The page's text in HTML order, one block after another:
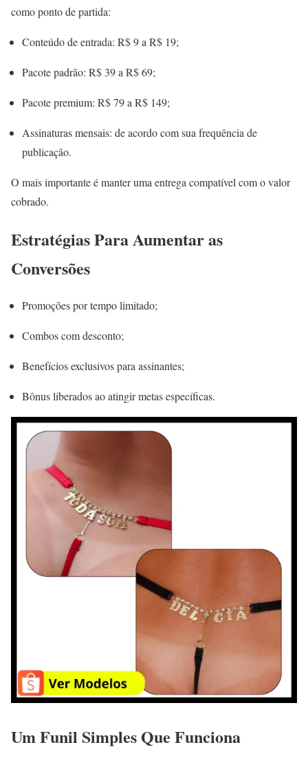
como ponto de partida:
Conteúdo de entrada: R$ 9 a R$ 19;
Pacote padrão: R$ 39 a R$ 69;
Pacote premium: R$ 79 a R$ 149;
Assinaturas mensais: de acordo com sua frequência de
publicação.
O mais importante é manter uma entrega compatível com o valor
cobrado.
Estratégias Para Aumentar as
Conversões
Promoções por tempo limitado;
Combos com desconto;
Benefícios exclusivos para assinantes;
Bônus liberados ao atingir metas específicas.
Um Funil Simples Que Funciona